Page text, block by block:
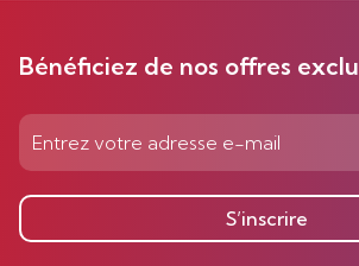
Bénéficiez de nos offres
S’inscrire